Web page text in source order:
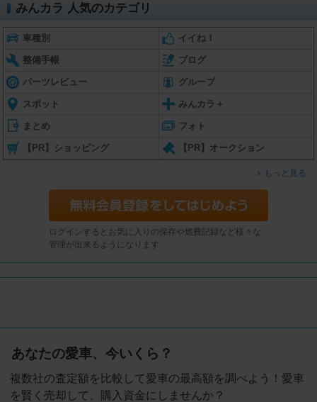
みんカラ 人気のカテゴリ
車種別 イイね！
整備手帳 ブログ
パーツレビュー グループ
スポット みんカラ＋
まとめ フォト
【PR】ショッピング 【PR】オークション
もっと見る
ログインするとお気に入りの保存や燃費記録など様々な
管理が出来るようになります
あなたの愛車、今いくら？
複数社の査定額を比較して愛車の最高額を調べよう！愛車
を賢く売却して、購入資金にしませんか？